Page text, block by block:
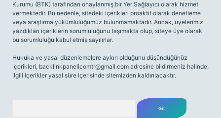
Kurumu (BTK) tarafından onaylanmış bir Yer Sağlayıcı olarak hizmet
vermektedir. Bu nedenle, sitedeki içerikleri proaktif olarak denetleme
veya araştırma yükümlülüğümüz bulunmamaktadır. Ancak, üyelerimiz
yazdıkları içeriklerin sorumluluğunu taşımakta olup, siteye üye olarak
bu sorumluluğu kabul etmiş sayılırlar.
Hukuka ve yasal düzenlemelere aykırı olduğunu düşündüğünüz
içerikleri, backlinkpanelicomtr@gmail.com adresine bildirmeniz halinde,
ilgili içerikler yasal süre içerisinde sitemizden kaldırılacaktır.